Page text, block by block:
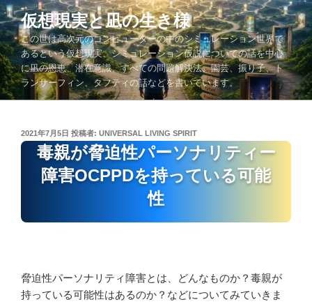
コ
ン
テ
ン
ツ
へ
仮想現実と凪の生き様
この世は高次元のコンピューターの中のシミュレーション世界で
あるという仮想現実、シミュレーション仮説についての話を中心
に凪の恩恵、潜在意識、すべての問題解決法、園芸、振り子、ト
ランサーフィン、タフティの話などを書いています。
投
稿
2021年7月5日 投稿者: UNIVERSAL LIVING SPIRIT
毒親が脅迫性パーソナリティー
障害OCPPDを持っている可能
性
脅迫性パーソナリティ障害とは、どんなものか？毒親が
持っている可能性はあるのか？などについてみていきま